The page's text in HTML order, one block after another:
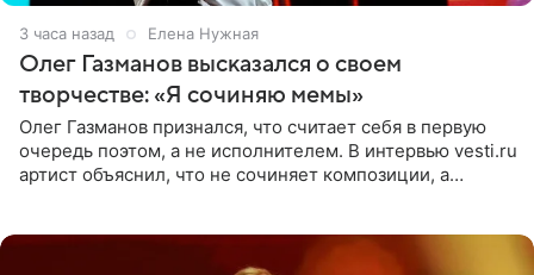
3 часа назад Елена Нужная
Олег Газманов высказался о своем
творчестве: «Я сочиняю мемы»
Олег Газманов признался, что считает себя в первую
очередь поэтом, а не исполнителем. В интервью vesti.ru
артист объяснил, что не сочиняет композиции, а